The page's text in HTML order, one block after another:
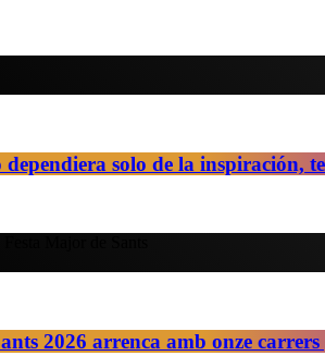
solo de la inspiración,
2026 arrenca amb onze